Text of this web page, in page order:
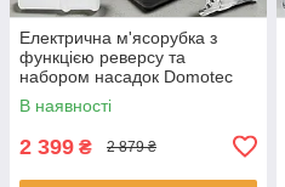
Електрична м'ясорубка з
функцією реверсу та
набором насадок Domotec
MS-2023 3000W
В наявності
2 399 ₴ 2 879 ₴